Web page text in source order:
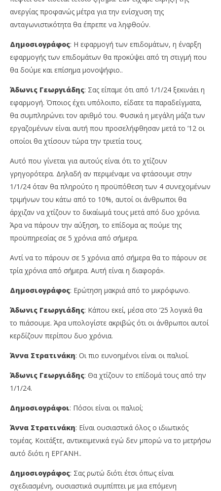
ανεργίας προφανώς μέτρα για την ενίσχυση της
ανταγωνιστικότητα θα έπρεπε να ληφθούν.
Δημοσιογράφος: Η εφαρμογή των επιδομάτων, η έναρξη
εφαρμογής των επιδομάτων θα προκύψει από τη στιγμή που
θα δούμε και επίσημα μονοψήφιο..
Άδωνις Γεωργιάδης: Σας είπαμε ότι από 1/1/24 ξεκινάει η
εφαρμογή. Όποιος έχει υπόλοιπο, είδατε τα παραδείγματα,
θα συμπληρώνει τον αριθμό του. Φυσικά η μεγάλη μάζα των
εργαζομένων είναι αυτή που προσελήφθησαν μετά το ’12 οι
οποίοι θα χτίσουν τώρα την τριετία τους.
Αυτό που γίνεται για αυτούς είναι ότι το χτίζουν
γρηγορότερα. Δηλαδή αν περιμέναμε να φτάσουμε στην
1/1/24 όταν θα πληρούτο η προϋπόθεση των 4 συνεχομένων
τριμήνων του κάτω από το 10%, αυτοί οι άνθρωποι θα
άρχιζαν να χτίζουν το δικαίωμά τους μετά από δυο χρόνια.
Άρα να πάρουν την αύξηση, το επίδομα ας πούμε της
προϋπηρεσίας σε 5 χρόνια από σήμερα.
Αντί να το πάρουν σε 5 χρόνια από σήμερα θα το πάρουν σε
τρία χρόνια από σήμερα. Αυτή είναι η διαφορά».
Δημοσιογράφος: Ερώτηση μακριά από το μικρόφωνο.
Άδωνις Γεωργιάδης: Κάπου εκεί, μέσα στο ’25 λογικά θα
το πιάσουμε. Άρα υπολογίστε ακριβώς ότι οι άνθρωποι αυτοί
κερδίζουν περίπου δυο χρόνια.
Άννα Στρατινάκη: Οι πιο ευνοημένοι είναι οι παλιοί.
Άδωνις Γεωργιάδης: Θα χτίζουν το επίδομά τους από την
1/1/24.
Δημοσιογράφοι: Πόσοι είναι οι παλιοί;
Άννα Στρατινάκη: Είναι ουσιαστικά όλος ο ιδιωτικός
τομέας. Κοιτάξτε, αντικειμενικά εγώ δεν μπορώ να το μετρήσω
αυτό διότι η ΕΡΓΑΝΗ..
Δημοσιογράφος: Σας ρωτώ διότι έτσι όπως είναι
σχεδιασμένη, ουσιαστικά συμπίπτει με μια επόμενη